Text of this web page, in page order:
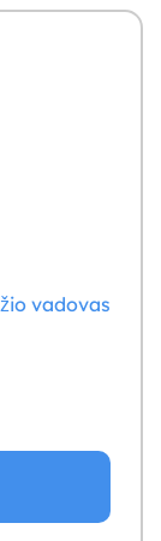
vadovas